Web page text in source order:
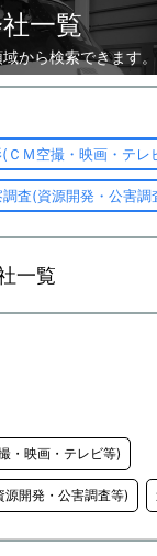
一覧
から検索できます。
ＣＭ空撮・映画・テレ
調査(資源開発・公害調
一覧
・映画・テレビ等)
源開発・公害調査等)